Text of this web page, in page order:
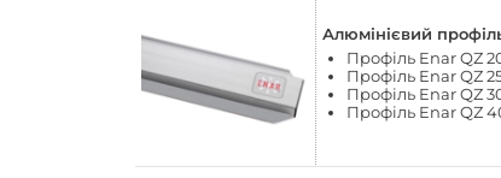
Алюмінієвий
Профіль Enar QZ
Профіль Enar QZ
Профіль Enar QZ
Профіль Enar QZ